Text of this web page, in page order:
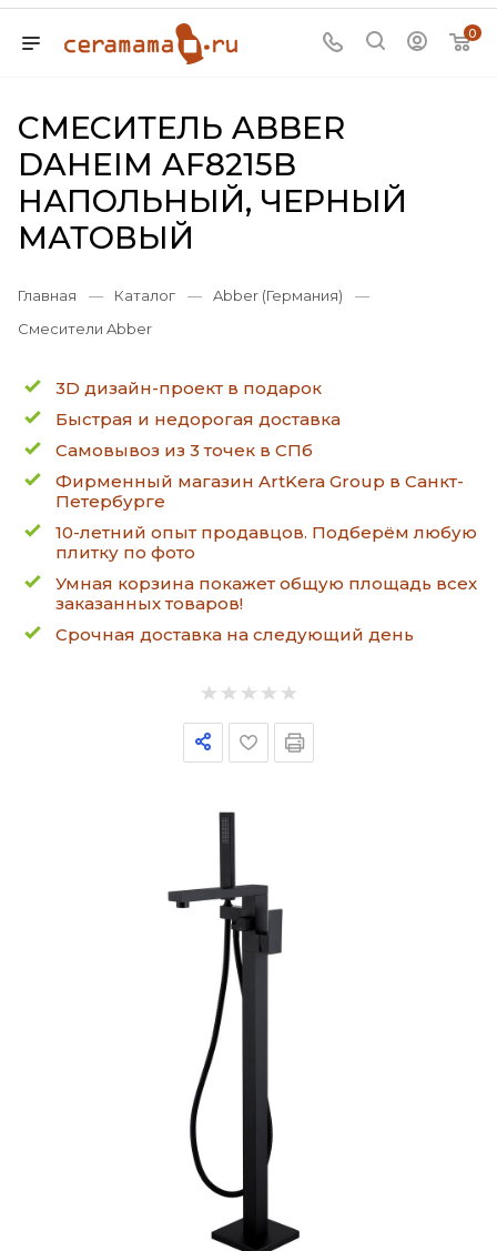
0
СМЕСИТЕЛЬ ABBER
DAHEIM AF8215B
НАПОЛЬНЫЙ, ЧЕРНЫЙ
МАТОВЫЙ
Главная — Каталог — Abber (Германия)
—
Смесители Abber
3D дизайн-проект в подарок
Быстрая и недорогая доставка
Самовывоз из 3 точек в СПб
Фирменный магазин ArtKera Group в Санкт-
Петербурге
10-летний опыт продавцов. Подберём любую
плитку по фото
Умная корзина покажет общую площадь всех
заказанных товаров!
Срочная доставка на следующий день